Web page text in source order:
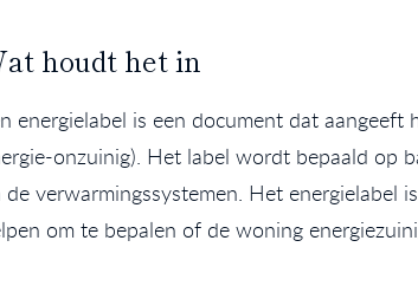
houdt het in
energielabel is een document dat
onzuinig). Het label wordt bepaald op
de verwarmingssystemen. Het
om te bepalen of de woning